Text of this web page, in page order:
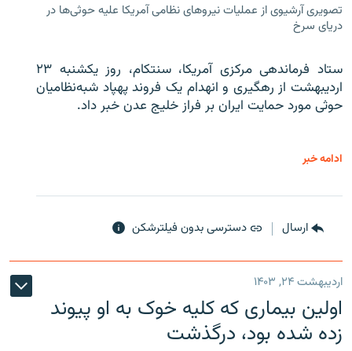
تصویری آرشیوی از عملیات نیروهای نظامی آمریکا علیه حوثی‌ها در
دریای سرخ
ستاد فرماندهی مرکزی آمریکا، سنتکام، روز یکشنبه ۲۳
اردیبهشت از رهگیری و انهدام یک فروند پهپاد شبه‌نظامیان
حوثی‌ مورد حمایت ایران بر فراز خلیج عدن خبر داد.
ادامه خبر
ارسال دسترسی بدون فیلترشکن
اردیبهشت ۲۴, ۱۴۰۳
اولین بیماری که کلیه خوک به او پیوند
زده شده بود، درگذشت